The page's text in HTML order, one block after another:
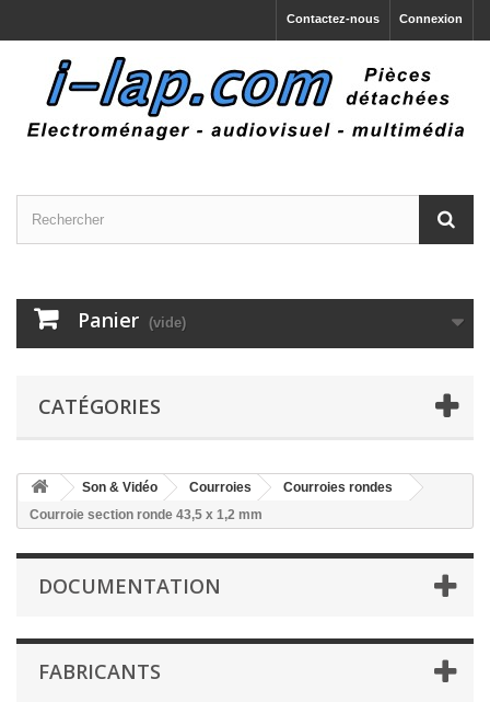
Connexion
Contactez-nous
Panier (vide)
CATÉGORIES
Son & Vidéo Courroies
Courroies rondes
Courroie section ronde 43,5 x 1,2 mm
DOCUMENTATION
FABRICANTS